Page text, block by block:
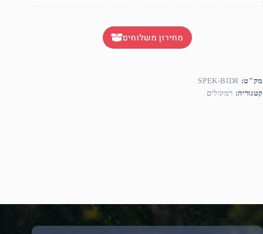
מחירון משלוחים
מק"ט: SPEK-BID8
קטגוריה: רמקולים